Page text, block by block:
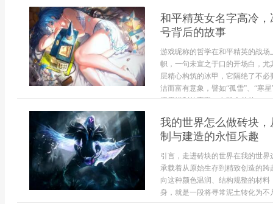
和平精英女名字高冷
号背后的故事
游戏昵称的哲学在和平精英的战
帜，一句未宣之于口的开场白，
层精心构筑的冰甲，它隔绝了不
洁而富有意象，譬如“孤雪”、“寒
择用锐利的字眼，在跳伞前的...
我的世界怎么做砖块
制与建造的永恒乐趣
引言，走进砖块的世界在我的世
承载着从原始生存到精致创造的
向这种颜色温润、结构规整的材
身，就是一段将寻常泥土转化为